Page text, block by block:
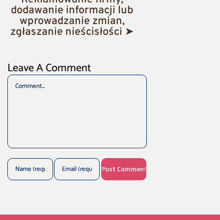
dodawanie informacji lub
wprowadzanie zmian,
zgłaszanie nieścisłości ➤
Leave A Comment
Comment